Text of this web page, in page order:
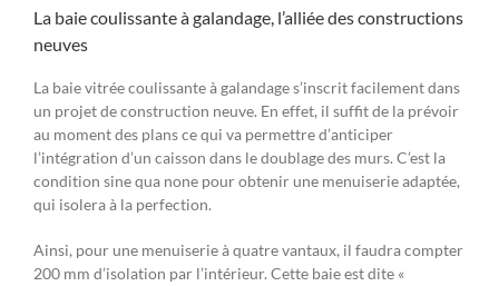
La baie coulissante à galandage, l’alliée des constructions
neuves
La baie vitrée coulissante à galandage s’inscrit facilement dans
un projet de construction neuve. En effet, il suffit de la prévoir
au moment des plans ce qui va permettre d’anticiper
l’intégration d’un caisson dans le doublage des murs. C’est la
condition sine qua none pour obtenir une menuiserie adaptée,
qui isolera à la perfection.
Ainsi, pour une menuiserie à quatre vantaux, il faudra compter
200 mm d’isolation par l’intérieur. Cette baie est dite «